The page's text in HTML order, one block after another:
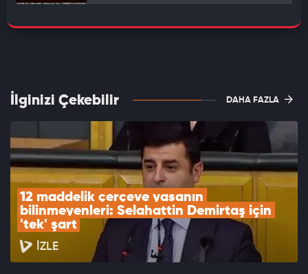
İlginizi Çekebilir DAHA FAZLA
12 maddelik çerçeve yasanın
bilinmeyenleri: Selahattin Demirtaş için
'tek' şart
İZLE